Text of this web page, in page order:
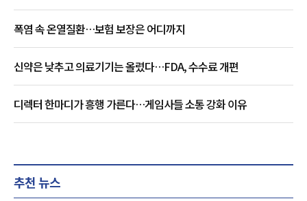
폭염 속 온열질환…보험 보장은 어디까지
신약은 낮추고 의료기기는 올렸다…FDA, 수수료 개편
디렉터 한마디가 흥행 가른다…게임사들 소통 강화 이유
추천 뉴스